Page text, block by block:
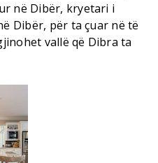
në Dibër, kryetari i
Dibër, për ta çuar në të
vallë që Dibra ta